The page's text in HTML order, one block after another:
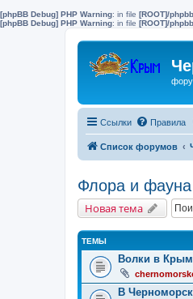
[phpBB Debug] PHP Warning: in file [ROOT]/
[phpBB Debug] PHP Warning: in file [ROOT]/
Ссылки Правила
Список форумов
Флора и фауна
Новая тема
ТЕМЫ
Волки в
В